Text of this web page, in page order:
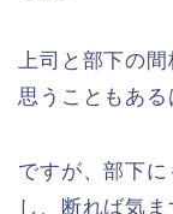
上司と部下の
思うこともある
ですが、部下
し、断れば気